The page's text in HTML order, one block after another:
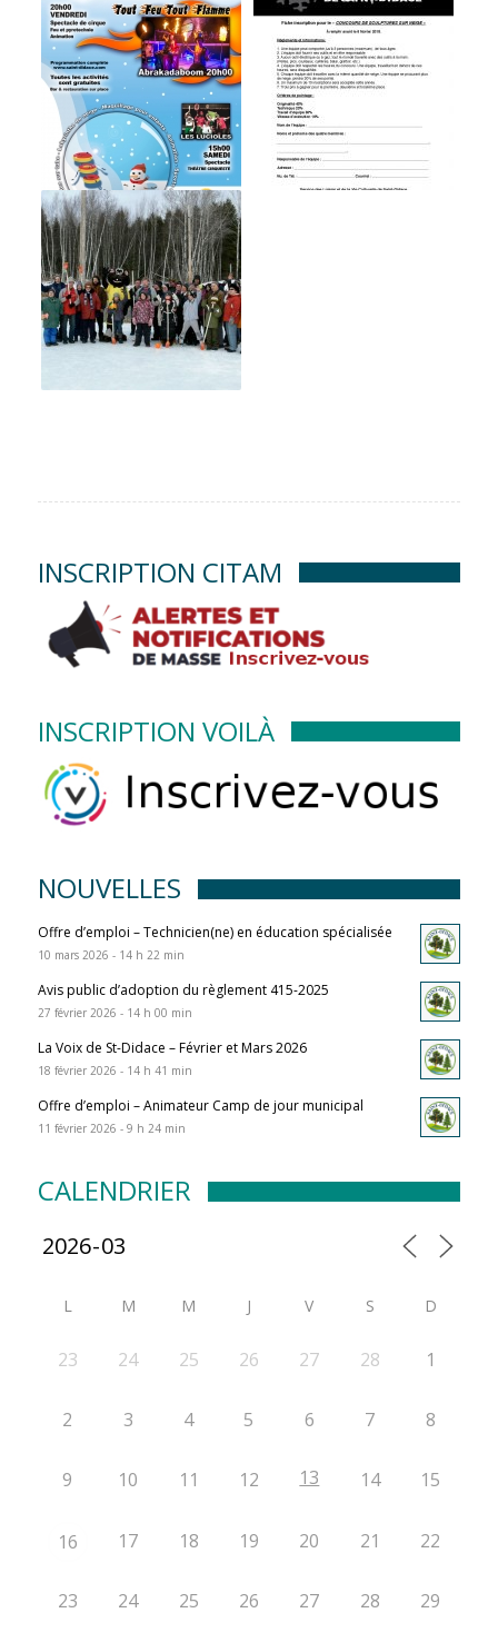
INSCRIPTION CITAM
INSCRIPTION VOILÀ
NOUVELLES
Offre d’emploi – Technicien(ne) en éducation spécialisée
10 mars 2026 - 14 h 22 min
Avis public d’adoption du règlement 415-2025
27 février 2026 - 14 h 00 min
La Voix de St-Didace – Février et Mars 2026
18 février 2026 - 14 h 41 min
Offre d’emploi – Animateur Camp de jour municipal
11 février 2026 - 9 h 24 min
CALENDRIER
L M M J V S D
23 24 25 26 27 28 1
2 3 4 5 6 7 8
9 10 11 12 13 14 15
16 17 18 19 20 21 22
23 24 25 26 27 28 29